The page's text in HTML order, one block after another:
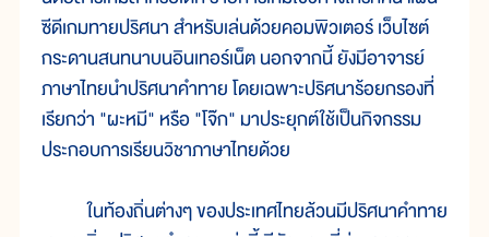
ซีดีเกมทายปริศนา สำหรับเล่นด้วยคอมพิวเตอร์ เว็บไซต์
กระดานสนทนาบนอินเทอร์เน็ต นอกจากนี้ ยังมีอาจารย์
ภาษาไทยนำปริศนาคำทาย โดยเฉพาะปริศนาร้อยกรองที่
เรียกว่า "ผะหมี" หรือ "โจ๊ก" มาประยุกต์ใช้เป็นกิจกรรม
ประกอบการเรียนวิชาภาษาไทยด้วย
ในท้องถิ่นต่างๆ ของประเทศไทยล้วนมีปริศนาคำทาย